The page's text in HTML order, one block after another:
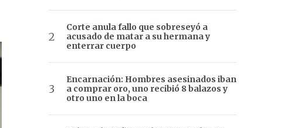
Corte anula fallo que sobreseyó a
acusado de matar a su hermana y
enterrar cuerpo
Encarnación: Hombres asesinados iban
a comprar oro, uno recibió 8 balazos y
otro uno en la boca